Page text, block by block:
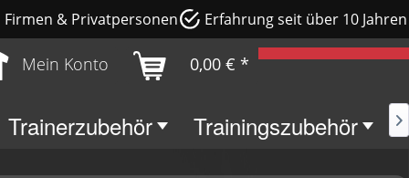
& Privatpersonen Erfahrung seit über 10 Jahren
Mein Konto 0,00 € *
Trainerzubehör Trainingszubehör 